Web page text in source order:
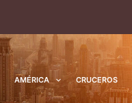
AMÉRICA CRUCEROS